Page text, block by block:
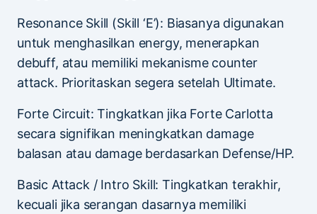
Resonance Skill (Skill ‘E’): Biasanya digunakan
untuk menghasilkan energy, menerapkan
debuff, atau memiliki mekanisme counter
attack. Prioritaskan segera setelah Ultimate.
Forte Circuit: Tingkatkan jika Forte Carlotta
secara signifikan meningkatkan damage
balasan atau damage berdasarkan Defense/HP.
Basic Attack / Intro Skill: Tingkatkan terakhir,
kecuali jika serangan dasarnya memiliki